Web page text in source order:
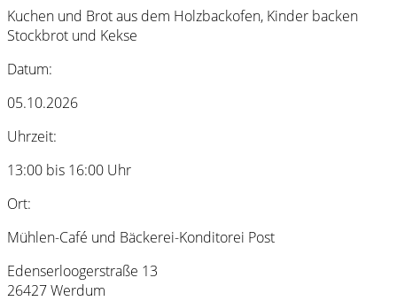
Kuchen und Brot aus dem Holzbackofen, Kinder backen
Stockbrot und Kekse
Datum:
05.10.2026
Uhrzeit:
13:00 bis 16:00 Uhr
Ort:
Mühlen-Café und Bäckerei-Konditorei Post
Edenserloogerstraße 13
26427 Werdum